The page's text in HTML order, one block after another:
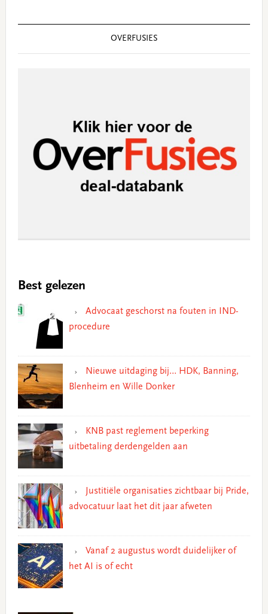
OVERFUSIES
Best gelezen
Advocaat geschorst na fouten in IND-
procedure
Nieuwe uitdaging bij… HDK, Banning,
Blenheim en Wille Donker
KNB past reglement beperking
uitbetaling derdengelden aan
Justitiële organisaties zichtbaar bij Pride,
advocatuur laat het dit jaar afweten
Vanaf 2 augustus wordt duidelijker of
het AI is of echt